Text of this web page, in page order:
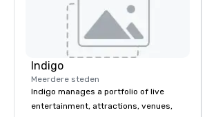
Indigo
Meerdere steden
Indigo manages a portfolio of live
entertainment, attractions, venues,